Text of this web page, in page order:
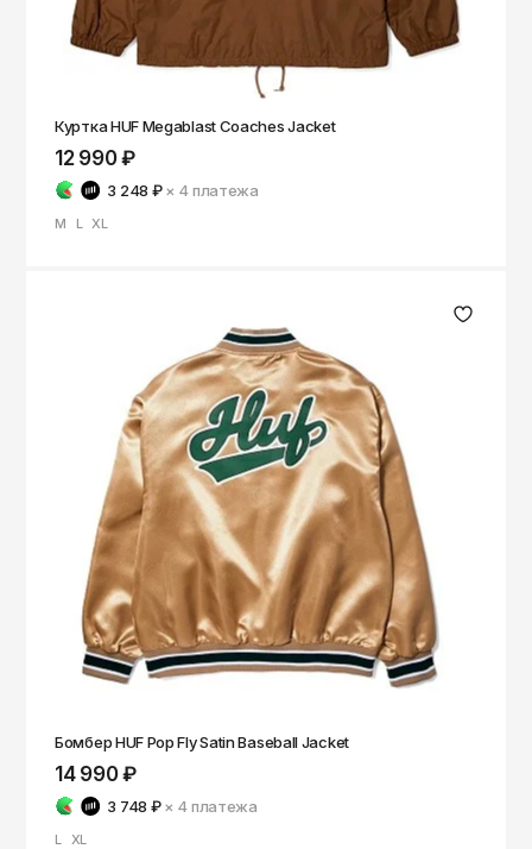
Куртка HUF Megablast Coaches Jacket
12 990 ₽
3 248 ₽ × 4платежа
M L XL
Бомбер HUF Pop Fly Satin Baseball Jacket
14 990 ₽
3 748 ₽ × 4платежа
L XL